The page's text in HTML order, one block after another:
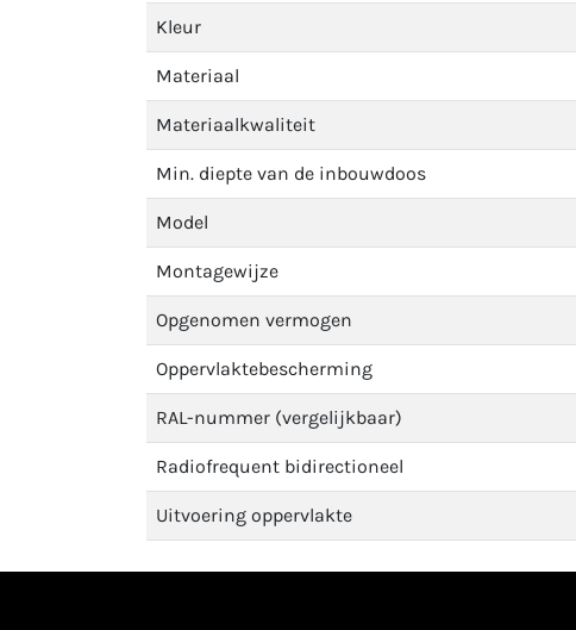
Kleur
Materiaal
Materiaalkwaliteit
Min. diepte van de inbouwdoos
Model
Montagewijze
Opgenomen vermogen
Oppervlaktebescherming
RAL-nummer (vergelijkbaar)
Radiofrequent bidirectioneel
Uitvoering oppervlakte